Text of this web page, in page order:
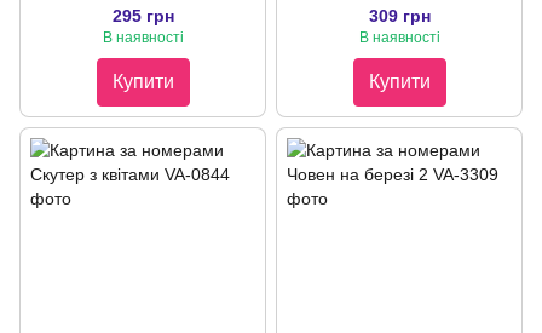
295 грн
В наявності
Купити
309 грн
В наявності
Купити